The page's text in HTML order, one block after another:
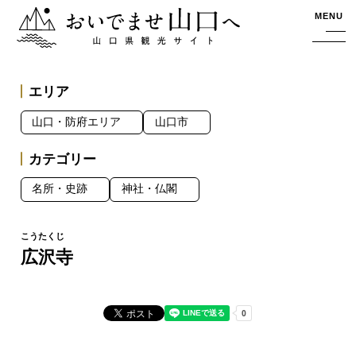
おいでませ山口へー山口県観光サイト MENU
広沢寺
エリア
山口・防府エリア 山口市
カテゴリー
名所・史跡 神社・仏閣